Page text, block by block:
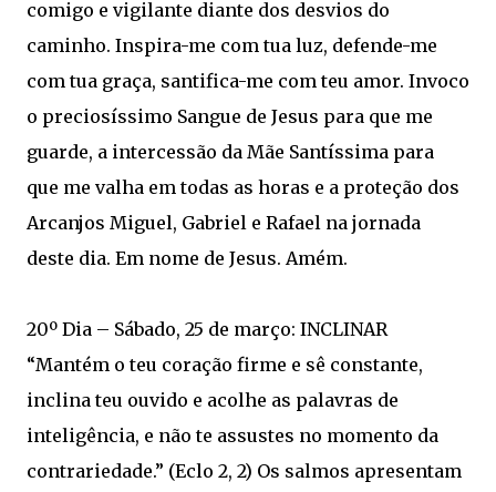
comigo e vigilante diante dos desvios do
caminho. Inspira-me com tua luz, defende-me
com tua graça, santifica-me com teu amor. Invoco
o preciosíssimo Sangue de Jesus para que me
guarde, a intercessão da Mãe Santíssima para
que me valha em todas as horas e a proteção dos
Arcanjos Miguel, Gabriel e Rafael na jornada
deste dia. Em nome de Jesus. Amém.
20º Dia – Sábado, 25 de março: INCLINAR
“Mantém o teu coração firme e sê constante,
inclina teu ouvido e acolhe as palavras de
inteligência, e não te assustes no momento da
contrariedade.” (Eclo 2, 2) Os salmos apresentam